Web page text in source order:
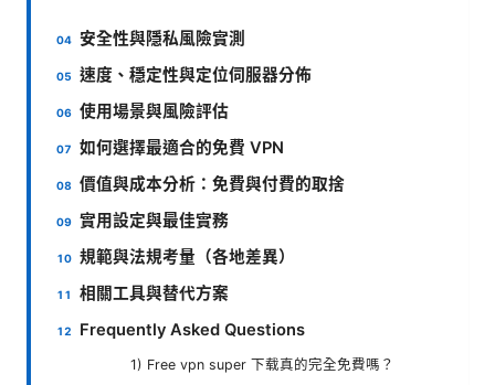
安全性與隱私風險實測
速度、穩定性與定位伺服器分佈
使用場景與風險評估
如何選擇最適合的免費 VPN
價值與成本分析：免費與付費的取捨
實用設定與最佳實務
規範與法規考量（各地差異）
相關工具與替代方案
Frequently Asked Questions
1) Free vpn super 下载真的完全免費嗎？